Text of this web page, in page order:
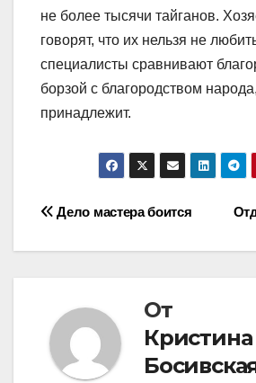
не более тысячи тайганов.
говорят, что их нельзя не
специалисты сравнивают
борзой с благородством
принадлежит.
Навигация
по
Дело мастера боится
От
Кристина